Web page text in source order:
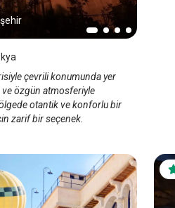
çevrili konumunda yer
ve özgün atmosferiyle
otantik ve konforlu bir
zarif bir seçenek.